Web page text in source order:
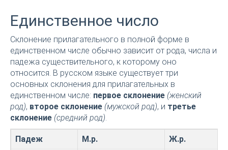
Единственное число
Склонение прилагательного в полной форме в
единственном числе обычно зависит от рода, числа и
падежа существительного, к которому оно
относится. В русском языке существует три
основных склонения для прилагательных в
единственном числе: первое склонение (женский
род), второе склонение (мужской род), и третье
склонение (средний род).
Падеж М.р. Ж.р.